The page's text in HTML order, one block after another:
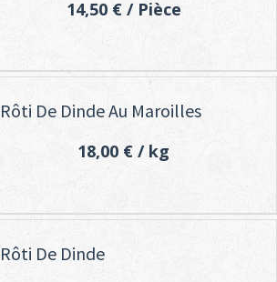
14,50 €/ Pièce
Rôti De Dinde Au Maroilles
18,00 € / kg
Rôti De Dinde